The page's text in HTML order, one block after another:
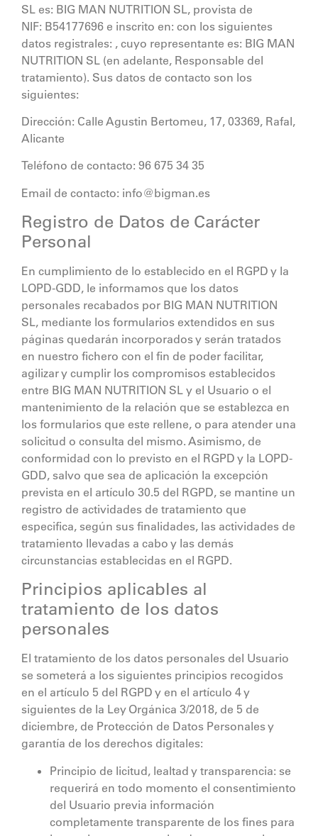
SL es: BIG MAN NUTRITION SL, provista de
NIF: B54177696 e inscrito en: con los siguientes
datos registrales: , cuyo representante es: BIG MAN
NUTRITION SL (en adelante, Responsable del
tratamiento). Sus datos de contacto son los
siguientes:
Dirección: Calle Agustin Bertomeu, 17, 03369, Rafal,
Alicante
Teléfono de contacto: 96 675 34 35
Email de contacto: info@bigman.es
Registro de Datos de Carácter
Personal
En cumplimiento de lo establecido en el RGPD y la
LOPD-GDD, le informamos que los datos
personales recabados por BIG MAN NUTRITION
SL, mediante los formularios extendidos en sus
páginas quedarán incorporados y serán tratados
en nuestro fichero con el fin de poder facilitar,
agilizar y cumplir los compromisos establecidos
entre BIG MAN NUTRITION SL y el Usuario o el
mantenimiento de la relación que se establezca en
los formularios que este rellene, o para atender una
solicitud o consulta del mismo. Asimismo, de
conformidad con lo previsto en el RGPD y la LOPD-
GDD, salvo que sea de aplicación la excepción
prevista en el artículo 30.5 del RGPD, se mantine un
registro de actividades de tratamiento que
especifica, según sus finalidades, las actividades de
tratamiento llevadas a cabo y las demás
circunstancias establecidas en el RGPD.
Principios aplicables al
tratamiento de los datos
personales
El tratamiento de los datos personales del Usuario
se someterá a los siguientes principios recogidos
en el artículo 5 del RGPD y en el artículo 4 y
siguientes de la Ley Orgánica 3/2018, de 5 de
diciembre, de Protección de Datos Personales y
garantía de los derechos digitales:
Principio de licitud, lealtad y transparencia: se
requerirá en todo momento el consentimiento
del Usuario previa información
completamente transparente de los fines para